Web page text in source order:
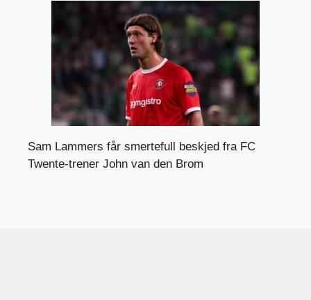
Sam Lammers får smertefull beskjed fra FC
Twente-trener John van den Brom